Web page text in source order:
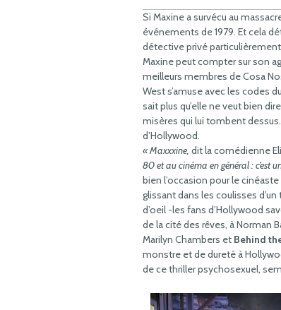
Si Maxine a survécu au
événements de 1979. Et cela
détective privé
Maxine peut compter sur son
meilleurs membres de Cosa
West s’amuse avec les codes
sait plus qu’elle ne veut bien
misères qui lui tombent
d’Hollywood.
« Maxxxine, dit la comédienne
80 et au cinéma en général : c’est
bien l’occasion pour le
glissant dans les coulisses
d’oeil -les fans d’Hollywood
de la cité des rêves, à Norman
Marilyn Chambers et Behind
monstre et de dureté à
de ce thriller psychosexuel,